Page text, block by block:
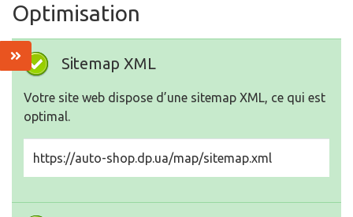
Optimisation
Sitemap XML
Votre site web dispose d’une sitemap XML, ce qui est
optimal.
https://auto-shop.dp.ua/map/sitemap.xml